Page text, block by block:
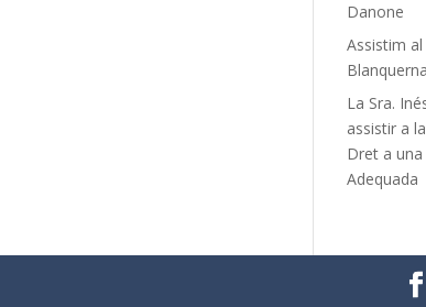
Danone
Assistim
Blanquerna
La Sra.
assistir a
Dret a
Adequada